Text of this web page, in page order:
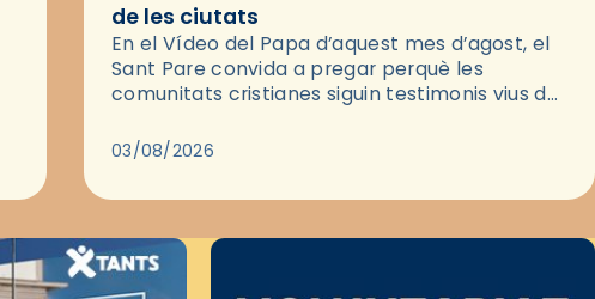
de les ciutats
En el Vídeo del Papa d’aquest mes d’agost, el
Sant Pare convida a pregar perquè les
comunitats cristianes siguin testimonis vius de
pregària, el…
03/08/2026